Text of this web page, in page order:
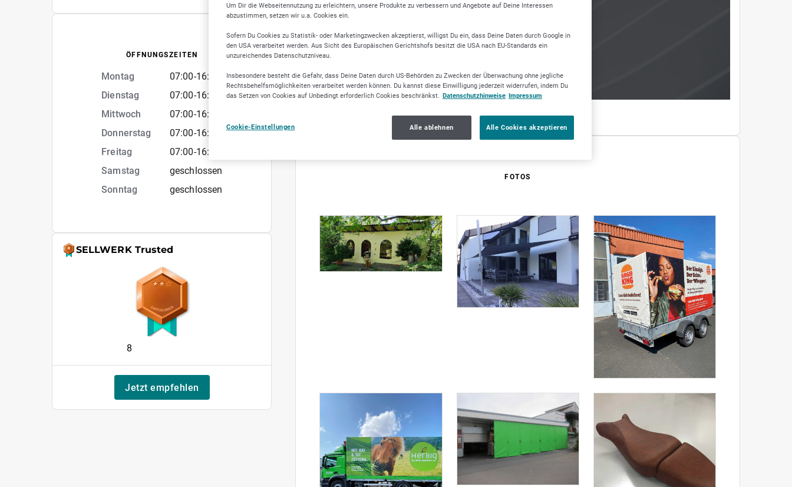
ÖFFNUNGSZEITEN
Montag 07:00-16:00
Dienstag
07:00-16:00
Mittwoch
07:00-16:00
Donnerstag
07:00-16:00
Freitag
07:00-16:00
Samstag
geschlossen
Sonntag
geschlossen
SELLWERK Trusted
8
Jetzt empfehlen
FOTOS
Um Dir die Webseitennutzung zu erleichtern, unsere Produkte zu verbessern und Angebote auf Deine Interessen
abzustimmen, setzen wir u.a. Cookies ein.
Sofern Du Cookies zu Statistik- oder Marketingzwecken akzeptierst, willigst Du ein, dass Deine Daten durch Google in
den USA verarbeitet werden. Aus Sicht des Europäischen Gerichtshofs besitzt die USA nach EU-Standards ein
unzureichendes Datenschutzniveau.
Insbesondere besteht die Gefahr, dass Deine Daten durch US-Behörden zu Zwecken der Überwachung ohne jegliche
Rechtsbehelfsmöglichkeiten verarbeitet werden können. Du kannst diese Einwilligung jederzeit widerrufen, indem Du
das Setzen von Cookies auf Unbedingt erforderlich Cookies beschränkst. Datenschutzhinweise Impressum
Cookie-Einstellungen Alle ablehnen Alle Cookies akzeptieren